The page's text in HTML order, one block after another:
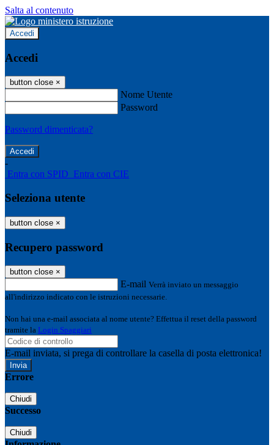
Salta al contenuto
Accedi
Accedi
button close ×
Nome Utente
Password
Password dimenticata?
-
Entra con SPID Entra con CIE
Seleziona utente
button close ×
Recupero password
button close ×
E-mail Verrà inviato un messaggio
all'indirizzo indicato con le istruzioni necessarie.
Non hai una e-mail associata al nome utente? Effettua il reset della password
tramite la Login Spaggiari
E-mail inviata, si prega di controllare la casella di posta elettronica!
Errore
Chiudi
Successo
Chiudi